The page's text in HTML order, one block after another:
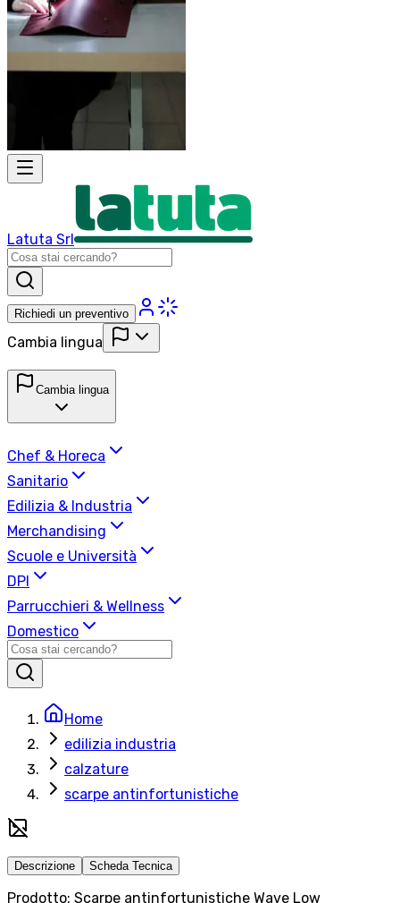
Latuta Srl
Richiedi un preventivo
Cambia lingua
Cambia lingua
Chef & Horeca
Sanitario
Edilizia & Industria
Merchandising
Scuole e Università
DPI
Parrucchieri & Wellness
Domestico
Home
edilizia industria
calzature
scarpe antinfortunistiche
Descrizione Scheda Tecnica
Prodotto: Scarpe antinfortunistiche Wave Low